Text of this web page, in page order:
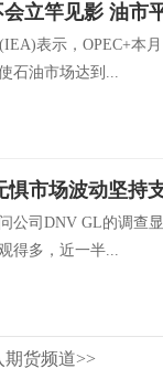
立竿见影 油市
表示，OPEC+本月
石油市场达到...
司DNV GL的调查显
得多，近一半...
期货频道>>